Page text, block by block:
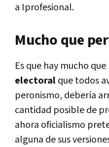
a Iprofesional.
Mucho que
Es que hay mucho
electoralque todos
peronismo, debería
cantidad posible de
ahora oficialismo
alguna de sus